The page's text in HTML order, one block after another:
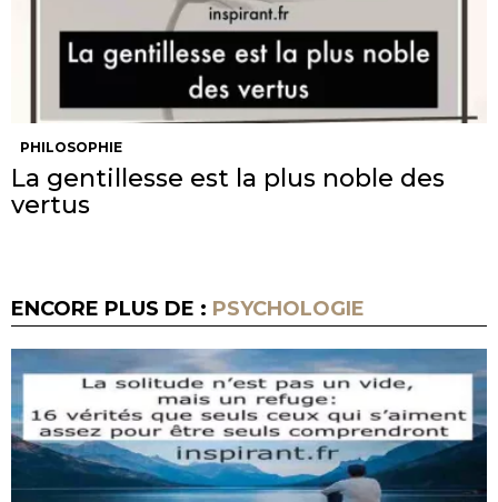
PHILOSOPHIE
La gentillesse est la plus noble des
vertus
ENCORE PLUS DE : PSYCHOLOGIE